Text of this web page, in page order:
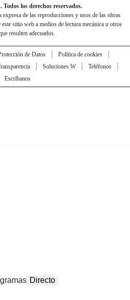
los derechos reservados.
de las reproducciones y usos de las obras
sitio web a medios de lectura mecánica u otros
resulten adecuados.
de Datos
Política de cookies
Soluciones W
Teléfonos
Escríbanos
Directo